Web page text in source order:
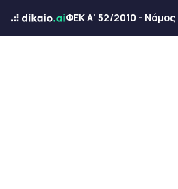
ΦΕΚ Α' 52/2010 -